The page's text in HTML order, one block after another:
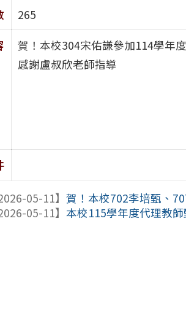
265
賀！本校304宋佑謙參加114學年
感謝盧叔欣老師指導
2026-05-11】賀！本校702李培甄、
2026-05-11】本校115學年度代理教